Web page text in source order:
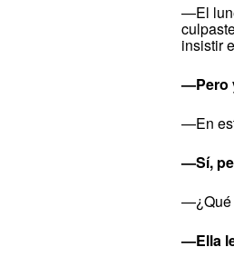
—El
insistir
—Pero
—En
—Sí,
—¿Qué
—Ella